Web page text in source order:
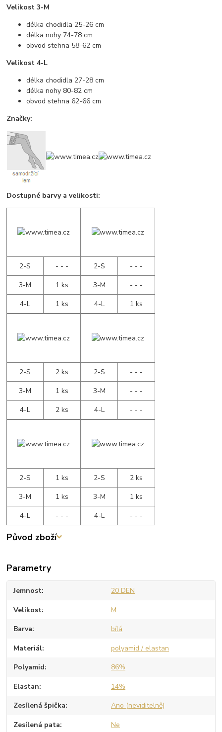
Velikost 3-M
délka chodidla 25-26 cm
délka nohy 74-78 cm
obvod stehna 58-62 cm
Velikost 4-L
délka chodidla 27-28 cm
délka nohy 80-82 cm
obvod stehna 62-66 cm
Značky:
Dostupné barvy a velikosti:
2-S
- - -
3-M
1 ks
4-L
1 ks
2-S
- - -
3-M
- - -
4-L
1 ks
2-S
2 ks
3-M
1 ks
4-L
2 ks
2-S
- - -
3-M
- - -
4-L
- - -
2-S
1 ks
3-M
1 ks
4-L
- - -
2-S
2 ks
3-M
1 ks
4-L
- - -
Původ zboží
Parametry
Jemnost 20 DEN
Velikost M
Barva bílá
Materiál polyamid / elastan
Polyamid 86%
Elastan 14%
Zesílená špička Ano (neviditelně)
Zesílená pata Ne